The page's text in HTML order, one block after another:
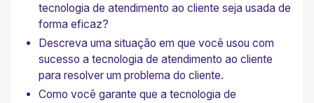
tecnologia de atendimento ao cliente seja usada de
forma eficaz?
Descreva uma situação em que você usou com
sucesso a tecnologia de atendimento ao cliente
para resolver um problema do cliente.
Como você garante que a tecnologia de